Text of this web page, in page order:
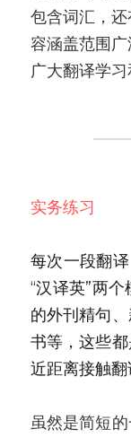
包含词汇，
容涵盖范围
广大翻译学习
实务练习
每次一段翻
“汉译英”两
的外刊精句
书等，这些
近距离接触翻
虽然是简短